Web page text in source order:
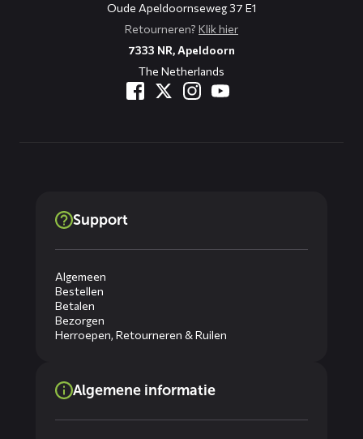
Oude Apeldoornseweg 37 E1
Retourneren? Klik hier
7333 NR, Apeldoorn
The Netherlands
Support
Algemeen
Bestellen
Betalen
Bezorgen
Herroepen, Retourneren & Ruilen
Algemene informatie